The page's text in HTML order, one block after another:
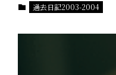
過去日記2003-2004